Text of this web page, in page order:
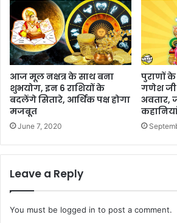
आज मूल नक्षत्र के साथ बना
शुभयोग, इन 6 राशियों के
बदलेंगे सितारे, आर्थिक पक्ष होगा
मजबूत
June 7, 2020
पुराणों
गणेश जी
अवतार,
Leave a Reply
You must be logged in to post a comment.